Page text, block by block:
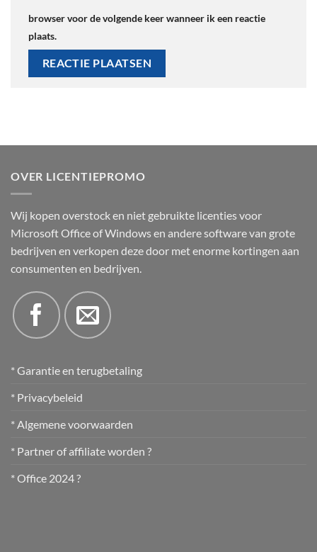
browser voor de volgende keer wanneer ik een reactie
plaats.
OVER LICENTIEPROMO
Wij kopen overstock en niet gebruikte licenties voor
Microsoft Office of Windows en andere software van grote
bedrijven en verkopen deze door met enorme kortingen aan
consumenten en bedrijven.
* Garantie en terugbetaling
* Privacybeleid
* Algemene voorwaarden
* Partner of affiliate worden ?
* Office 2024 ?